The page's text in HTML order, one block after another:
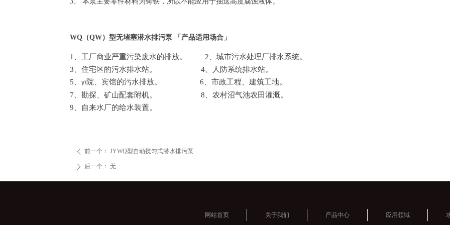
WQ（QW） 型无堵塞潜水排污泵 「 产品适用场合 」
1 、工厂商业严重污染废水的排放。 2 、城市污水处理厂排水系统。
3 、住宅区的污水排水站。 4 、人防系统排水站。
5
yī院、宾馆的污水排放。 6 、市政工程、建筑工地。
7 、勘探、矿山配套附机。 8 、农村沼气池农田灌溉。
9 、自来水厂的给水装置。
ꄴ 前一个： JYWQ型自动搅匀式潜水排污泵
ꄲ 后一个： 无
网站首页 关于我们 产品中心 应用领域